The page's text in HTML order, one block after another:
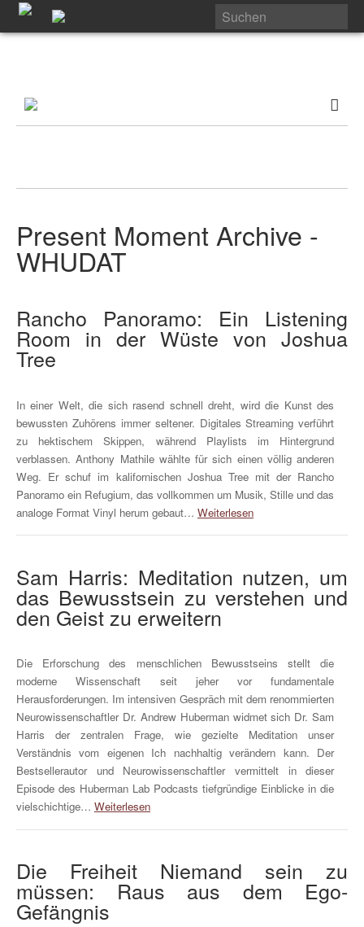
Present Moment Archive -
WHUDAT
Rancho Panoramo: Ein Listening
Room in der Wüste von Joshua
Tree
In einer Welt, die sich rasend schnell dreht, wird die Kunst des
bewussten Zuhörens immer seltener. Digitales Streaming verführt
zu hektischem Skippen, während Playlists im Hintergrund
verblassen. Anthony Mathile wählte für sich einen völlig anderen
Weg. Er schuf im kalifornischen Joshua Tree mit der Rancho
Panoramo ein Refugium, das vollkommen um Musik, Stille und das
analoge Format Vinyl herum gebaut… Weiterlesen
Sam Harris: Meditation nutzen, um
das Bewusstsein zu verstehen und
den Geist zu erweitern
Die Erforschung des menschlichen Bewusstseins stellt die
moderne Wissenschaft seit jeher vor fundamentale
Herausforderungen. Im intensiven Gespräch mit dem renommierten
Neurowissenschaftler Dr. Andrew Huberman widmet sich Dr. Sam
Harris der zentralen Frage, wie gezielte Meditation unser
Verständnis vom eigenen Ich nachhaltig verändern kann. Der
Bestsellerautor und Neurowissenschaftler vermittelt in dieser
Episode des Huberman Lab Podcasts tiefgründige Einblicke in die
vielschichtige… Weiterlesen
Die Freiheit Niemand sein zu
müssen: Raus aus dem Ego-
Gefängnis